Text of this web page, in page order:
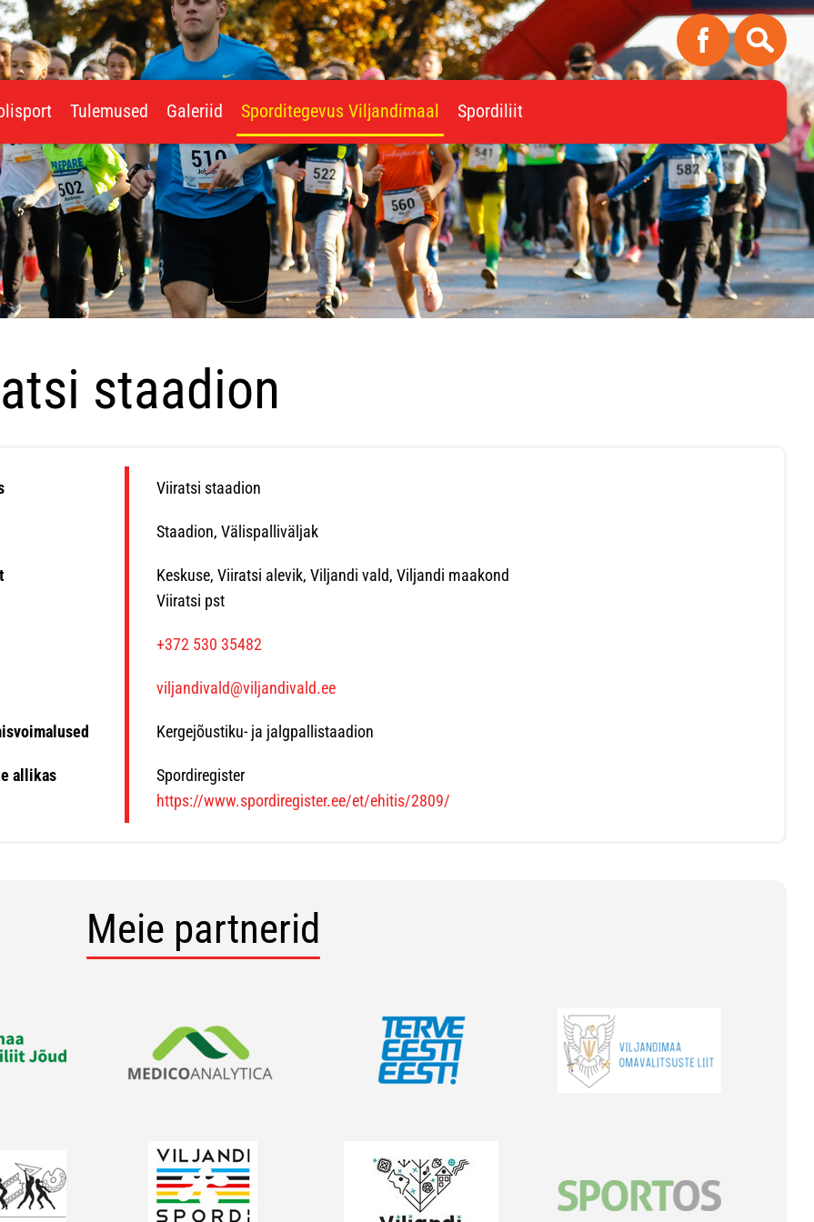
Tulemused Galeriid Sporditegevus Viljandimaal Spordiliit
staadion
Viiratsi staadion
Staadion, Välispalliväljak
Keskuse, Viiratsi alevik, Viljandi vald, Viljandi maakond
Viiratsi pst
+372 530 35482
viljandivald@viljandivald.ee
Kergejõustiku- ja jalgpallistaadion
allikas
Spordiregister
https://www.spordiregister.ee/et/ehitis/2809/
Meie partnerid